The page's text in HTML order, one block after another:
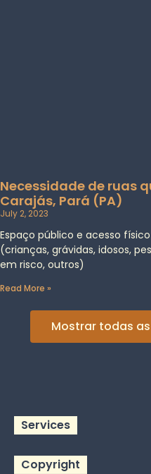
Necessidade de ruas
Carajás, Pará (PA)
July 2, 2023
Espaço público e acesso
(crianças, grávidas, idosos,
em risco, outros)
Read More »
Mostrar todas
Services
Copyright